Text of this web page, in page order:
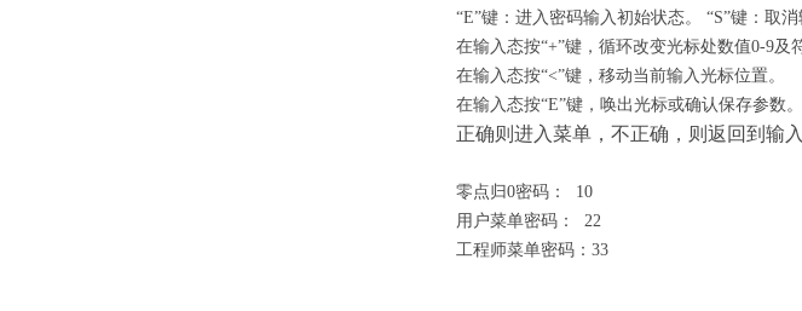
“E”键：进入密码输入初始状态。 “S”键：取
在输入态按“+”键，循环改变光标处数值0-9及
在输入态按“<”键，移动当前输入光标位置。
在输入态按“E”键，唤出光标或确认保存参数。
正确则进入菜单，不正确，则返回到输入
零点归0密码： 10
用户菜单密码： 22
工程师菜单密码：33